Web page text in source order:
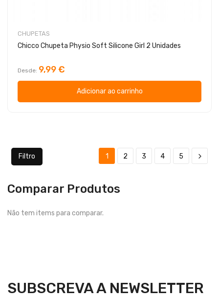
CHUPETAS
Chicco Chupeta Physio Soft Silicone Girl 2 Unidades
Desde 9,99 €
Adicionar ao carrinho
Filtro 1 2 3 4 5
Comparar Produtos
Não tem items para comparar.
SUBSCREVA A NEWSLETTER